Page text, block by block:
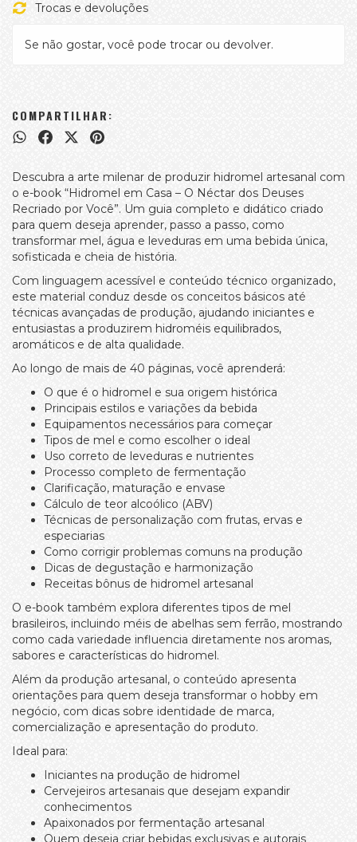
Trocas e devoluções
Se não gostar, você pode trocar ou devolver.
COMPARTILHAR:
Descubra a arte milenar de produzir hidromel artesanal com
o e-book “Hidromel em Casa – O Néctar dos Deuses
Recriado por Você”. Um guia completo e didático criado
para quem deseja aprender, passo a passo, como
transformar mel, água e leveduras em uma bebida única,
sofisticada e cheia de história.
Com linguagem acessível e conteúdo técnico organizado,
este material conduz desde os conceitos básicos até
técnicas avançadas de produção, ajudando iniciantes e
entusiastas a produzirem hidroméis equilibrados,
aromáticos e de alta qualidade.
Ao longo de mais de 40 páginas, você aprenderá:
O que é o hidromel e sua origem histórica
Principais estilos e variações da bebida
Equipamentos necessários para começar
Tipos de mel e como escolher o ideal
Uso correto de leveduras e nutrientes
Processo completo de fermentação
Clarificação, maturação e envase
Cálculo de teor alcoólico (ABV)
Técnicas de personalização com frutas, ervas e
especiarias
Como corrigir problemas comuns na produção
Dicas de degustação e harmonização
Receitas bônus de hidromel artesanal
O e-book também explora diferentes tipos de mel
brasileiros, incluindo méis de abelhas sem ferrão, mostrando
como cada variedade influencia diretamente nos aromas,
sabores e características do hidromel.
Além da produção artesanal, o conteúdo apresenta
orientações para quem deseja transformar o hobby em
negócio, com dicas sobre identidade de marca,
comercialização e apresentação do produto.
Ideal para:
Iniciantes na produção de hidromel
Cervejeiros artesanais que desejam expandir
conhecimentos
Apaixonados por fermentação artesanal
Quem deseja criar bebidas exclusivas e autorais